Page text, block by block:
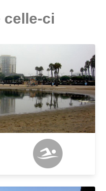
celle-ci